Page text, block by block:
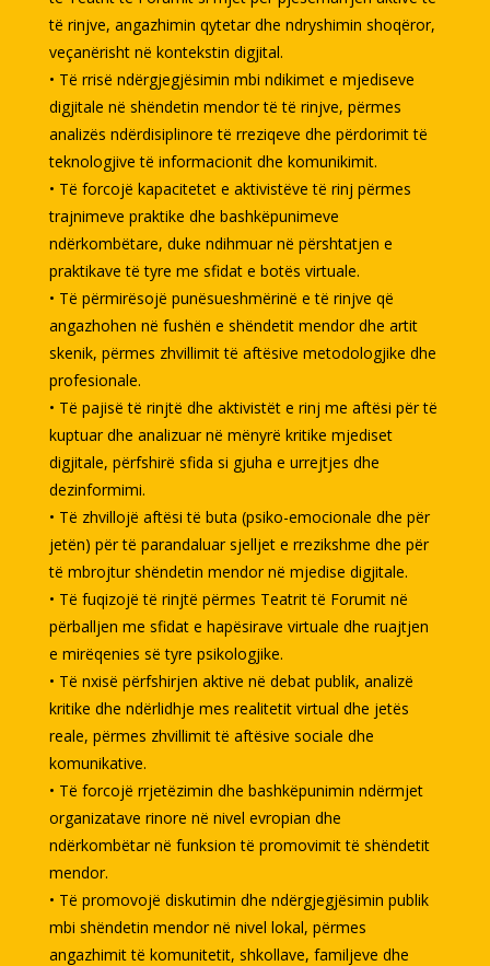
të rinjve, angazhimin qytetar dhe ndryshimin shoqëror,
veçanërisht në kontekstin digjital.
• Të rrisë ndërgjegjësimin mbi ndikimet e mjediseve
digjitale në shëndetin mendor të të rinjve, përmes
analizës ndërdisiplinore të rreziqeve dhe përdorimit të
teknologjive të informacionit dhe komunikimit.
• Të forcojë kapacitetet e aktivistëve të rinj përmes
trajnimeve praktike dhe bashkëpunimeve
ndërkombëtare, duke ndihmuar në përshtatjen e
praktikave të tyre me sfidat e botës virtuale.
• Të përmirësojë punësueshmërinë e të rinjve që
angazhohen në fushën e shëndetit mendor dhe artit
skenik, përmes zhvillimit të aftësive metodologjike dhe
profesionale.
• Të pajisë të rinjtë dhe aktivistët e rinj me aftësi për të
kuptuar dhe analizuar në mënyrë kritike mjediset
digjitale, përfshirë sfida si gjuha e urrejtjes dhe
dezinformimi.
• Të zhvillojë aftësi të buta (psiko-emocionale dhe për
jetën) për të parandaluar sjelljet e rrezikshme dhe për
të mbrojtur shëndetin mendor në mjedise digjitale.
• Të fuqizojë të rinjtë përmes Teatrit të Forumit në
përballjen me sfidat e hapësirave virtuale dhe ruajtjen
e mirëqenies së tyre psikologjike.
• Të nxisë përfshirjen aktive në debat publik, analizë
kritike dhe ndërlidhje mes realitetit virtual dhe jetës
reale, përmes zhvillimit të aftësive sociale dhe
komunikative.
• Të forcojë rrjetëzimin dhe bashkëpunimin ndërmjet
organizatave rinore në nivel evropian dhe
ndërkombëtar në funksion të promovimit të shëndetit
mendor.
• Të promovojë diskutimin dhe ndërgjegjësimin publik
mbi shëndetin mendor në nivel lokal, përmes
angazhimit të komunitetit, shkollave, familjeve dhe